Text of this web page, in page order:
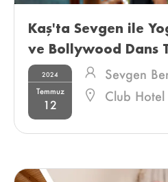
Kaş'ta Sevgen ile
ve Bollywood Dans
2024
Temmuz
12
Sevgen
Club